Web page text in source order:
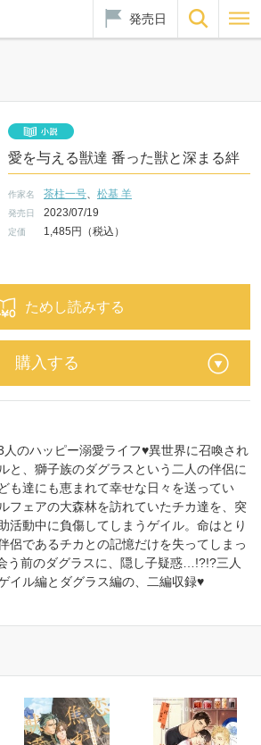
発売日
愛を与える獣達 番った獣と深まる絆
作家名 茶柱一号、 松基 羊
発売日 2023/07/19
定価 1,485円（税込）
ためし読みする
購入する
のハッピー溺愛ライフ♥異世界に召喚され
と、獅子族のダグラスという二人の伴侶に
も達にも恵まれて幸せな日々を送ってい
フェアの大森林を訪れていたチカ達を、突
活動中に負傷してしまうゲイル。命はとり
侶であるチカとの記憶だけを失ってしまっ
う前のダグラスに、隠し子疑惑…!?!?三人
イル編とダグラス編の、二編収録♥